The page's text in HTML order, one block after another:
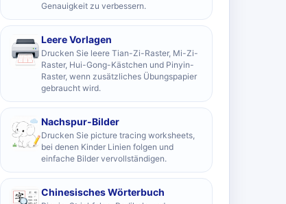
Genauigkeit zu verbessern.
Leere Vorlagen
Drucken Sie leere Tian-Zi-Raster, Mi-Zi-
Raster, Hui-Gong-Kästchen und Pinyin-
Raster, wenn zusätzliches Übungspapier
gebraucht wird.
Nachspur-Bilder
Drucken Sie picture tracing worksheets,
bei denen Kinder Linien folgen und
einfache Bilder vervollständigen.
Chinesisches Wörterbuch